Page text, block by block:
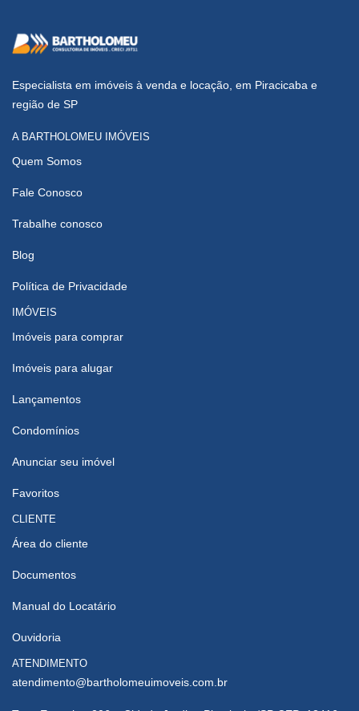
Especialista em imóveis à venda e locação, em Piracicaba e
região de SP
A BARTHOLOMEU IMÓVEIS
Quem Somos
Fale Conosco
Trabalhe conosco
Blog
Política de Privacidade
IMÓVEIS
Imóveis para comprar
Imóveis para alugar
Lançamentos
Condomínios
Anunciar seu imóvel
Favoritos
CLIENTE
Área do cliente
Documentos
Manual do Locatário
Ouvidoria
ATENDIMENTO
atendimento@bartholomeuimoveis.com.br